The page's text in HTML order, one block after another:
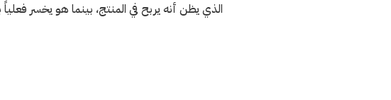
الذي يظن أنه يربح في المنتج، بينما هو يخسر